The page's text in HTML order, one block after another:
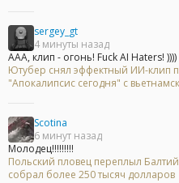
sergey_gt
4 минуты назад
ААА, клип - огонь! Fuck AI Haters! ))))
Ютубер снял эффектный ИИ-клип
"Апокалипсис сегодня" с
Scotina
6 минут назад
Молодец!!!!!!!!!
Польский пловец переплыл
собрал более 250 тысяч долларов